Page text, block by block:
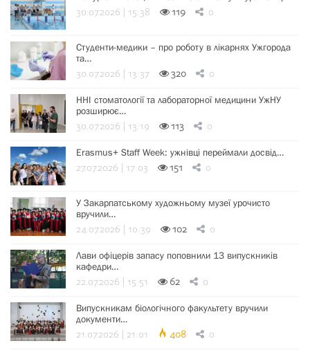
30.07.2026 | 15:38 119 0
Студенти-медики – про роботу в лікарнях Ужгорода
та…
30.07.2026 | 13:37 320 0
ННІ стоматології та лабораторної медицини УжНУ
розширює…
30.07.2026 | 13:19 113 0
Erasmus+ Staff Week: ужнівці переймали досвід…
27.07.2026 | 17:03 151 0
У Закарпатському художньому музеї урочисто
вручили…
24.07.2026 | 10:39 102 0
Лави офіцерів запасу поповнили 13 випускників
кафедри…
22.07.2026 | 15:51 62 0
Випускникам біологічного факультету вручили
документи…
21.07.2026 | 21:01 408 0